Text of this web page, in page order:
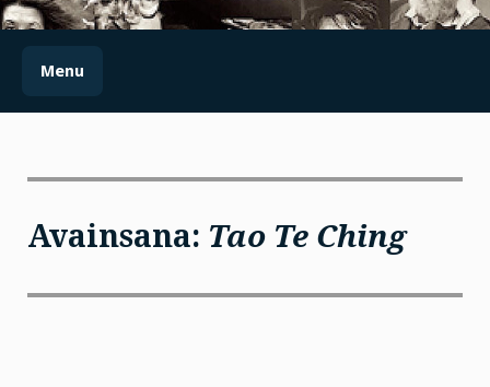
Menu
Avainsana: Tao Te Ching